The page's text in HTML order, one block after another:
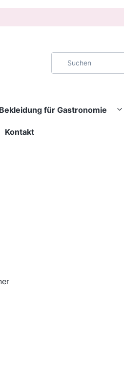
Bekleidung für Gastronomie
Kontakt